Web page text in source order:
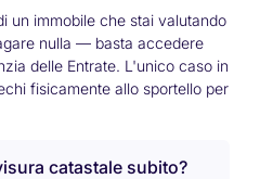
un immobile che stai valutando
nulla — basta accedere
delle Entrate. L'unico caso in
fisicamente allo sportello per
catastale subito?